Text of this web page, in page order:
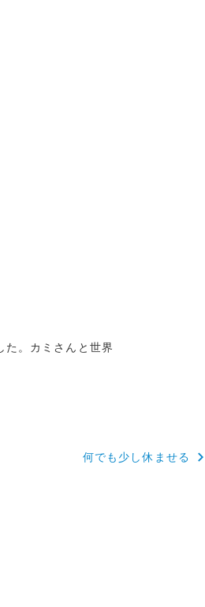
。カミさんと世界
何でも少し休ませる